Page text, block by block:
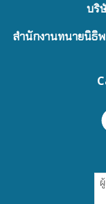
บริ
สำนักงานทนายนิธิ